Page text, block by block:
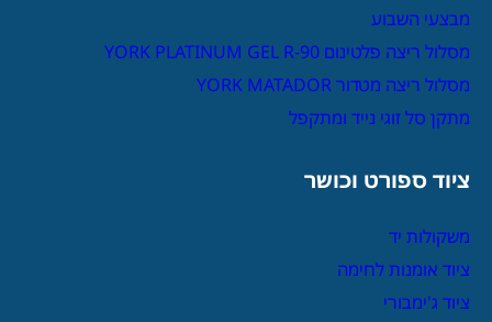
מבצעי השבוע
מסלול ריצה פלטינום YORK PLATINUM GEL R-90
מסלול ריצה מטדור YORK MATADOR
מתקן סל זוגי נייד ומתקפל
ציוד ספורט וכושר
משקולות יד
ציוד אומנות לחימה
ציוד ג'ימבורי